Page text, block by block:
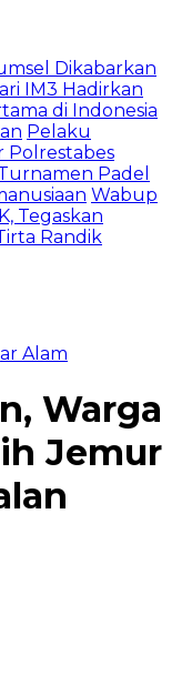
Dikabarkan
IM3 Hadirkan
di Indonesia
Pelaku
Polrestabes
Padel
Wabup
Tegaskan
Randik
Alam
Warga
Jemur